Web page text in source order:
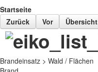
Startseite
Zurück
Vor Übersicht
Brandeinsatz > Wald / Flächen